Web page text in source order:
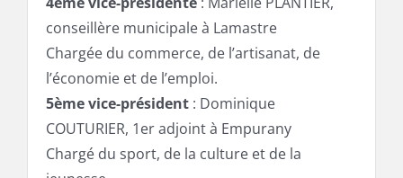
conseillère municipale à Lamastre
Chargée du commerce, de l’artisanat, de
l’économie et de l’emploi.
5ème vice-président : Dominique
COUTURIER, 1er adjoint à Empurany
Chargé du sport, de la culture et de la